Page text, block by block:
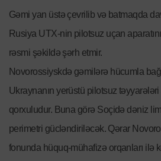
Gəmi yan üstə çevrilib və batmaqda
Rusiya UTX-nin pilotsuz uçan
rəsmi şəkildə şərh etmir.
Novorossiyskdə gəmilərə hücumla
Ukraynanın yerüstü pilotsuz təyyarələri
qorxuludur. Buna görə Soçidə dəniz
perimetri gücləndiriləcək. Qərar
fonunda hüquq-mühafizə orqanları ilə